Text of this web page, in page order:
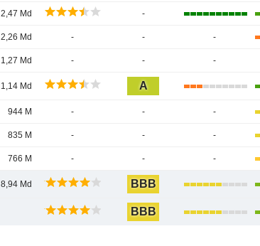
2,47 Md -
2,26 Md - - -
1,27 Md - - -
1,14 Md A
944 M - - -
835 M - - -
766 M - - -
8,94 Md BBB
BBB